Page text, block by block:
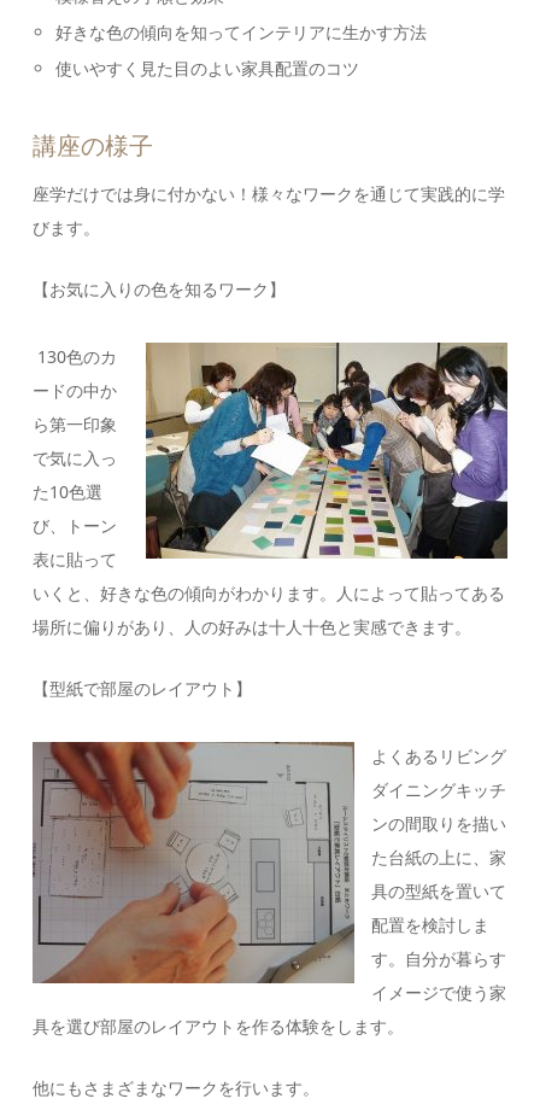
好きな色の傾向を知ってインテリアに生かす方法
使いやすく見た目のよい家具配置のコツ
講座の様子
座学だけでは身に付かない！様々なワークを通じて実践的に学
びます。
【お気に入りの色を知るワーク】
130色のカ
ードの中か
ら第一印象
で気に入っ
た10色選
び、トーン
表に貼って
いくと、好きな色の傾向がわかります。人によって貼ってある
場所に偏りがあり、人の好みは十人十色と実感できます。
【型紙で部屋のレイアウト】
よくあるリビング
ダイニングキッチ
ンの間取りを描い
た台紙の上に、家
具の型紙を置いて
配置を検討しま
す。自分が暮らす
イメージで使う家
具を選び部屋のレイアウトを作る体験をします。
他にもさまざまなワークを行います。